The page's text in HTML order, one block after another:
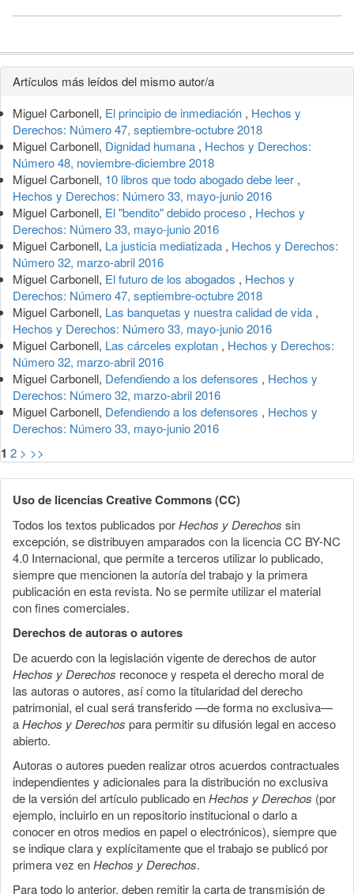
Detalles
del
artículo
Artículos más leídos del mismo autor/a
Miguel Carbonell, El principio de inmediación , Hechos y
Derechos: Número 47, septiembre-octubre 2018
Miguel Carbonell, Dignidad humana , Hechos y Derechos:
Número 48, noviembre-diciembre 2018
Miguel Carbonell, 10 libros que todo abogado debe leer ,
Hechos y Derechos: Número 33, mayo-junio 2016
Miguel Carbonell, El "bendito" debido proceso , Hechos y
Derechos: Número 33, mayo-junio 2016
Miguel Carbonell, La justicia mediatizada , Hechos y Derechos:
Número 32, marzo-abril 2016
Miguel Carbonell, El futuro de los abogados , Hechos y
Derechos: Número 47, septiembre-octubre 2018
Miguel Carbonell, Las banquetas y nuestra calidad de vida ,
Hechos y Derechos: Número 33, mayo-junio 2016
Miguel Carbonell, Las cárceles explotan , Hechos y Derechos:
Número 32, marzo-abril 2016
Miguel Carbonell, Defendiendo a los defensores , Hechos y
Derechos: Número 32, marzo-abril 2016
Miguel Carbonell, Defendiendo a los defensores , Hechos y
Derechos: Número 33, mayo-junio 2016
1 2 > >>
Uso de licencias Creative Commons (CC)
Todos los textos publicados porHechos y Derechos sin
excepción, se distribuyen amparados con la licencia CC BY-NC
4.0 Internacional, que permite a terceros utilizar lo publicado,
siempre que mencionen la autoría del trabajo y la primera
publicación en esta revista. No se permite utilizar el material
con fines comerciales.
Derechos de autoras o autores
De acuerdo con la legislación vigente de derechos de autor
Hechos y Derechos reconoce y respeta el derecho moral de
las autoras o autores, así como la titularidad del derecho
patrimonial, el cual será transferido —de forma no exclusiva—
aHechos y Derechos para permitir su difusión legal en acceso
abierto.
Autoras o autores pueden realizar otros acuerdos contractuales
independientes y adicionales para la distribución no exclusiva
de la versión del artículo publicado enHechos y Derechos (por
ejemplo, incluirlo en un repositorio institucional o darlo a
conocer en otros medios en papel o electrónicos), siempre que
se indique clara y explícitamente que el trabajo se publicó por
primera vez enHechos y Derechos.
Para todo lo anterior, deben remitir la carta de transmisión de